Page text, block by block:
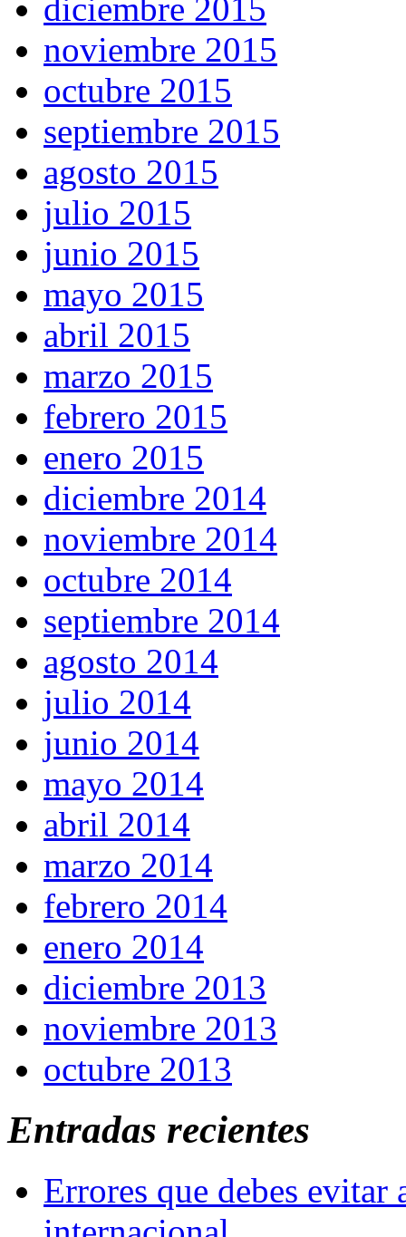
diciembre 2015
noviembre 2015
octubre 2015
septiembre 2015
agosto 2015
julio 2015
junio 2015
mayo 2015
abril 2015
marzo 2015
febrero 2015
enero 2015
diciembre 2014
noviembre 2014
octubre 2014
septiembre 2014
agosto 2014
julio 2014
junio 2014
mayo 2014
abril 2014
marzo 2014
febrero 2014
enero 2014
diciembre 2013
noviembre 2013
octubre 2013
Entradas recientes
Errores que debes